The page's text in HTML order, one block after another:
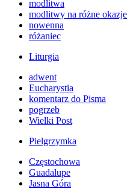
modlitwa
modlitwy na różne okazje
nowenna
różaniec
Liturgia
adwent
Eucharystia
komentarz do Pisma
pogrzeb
Wielki Post
Pielgrzymka
Częstochowa
Guadalupe
Jasna Góra